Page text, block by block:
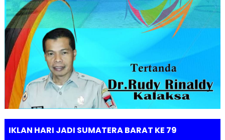
IKLAN HARI JADI SUMATERA BARAT KE 79